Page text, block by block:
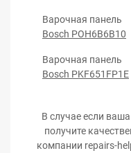
Варочная панель
Bosch POH6B6B10
Варочная панель
Bosch PKF651FP1E
В случае если
получите
компании repairs-